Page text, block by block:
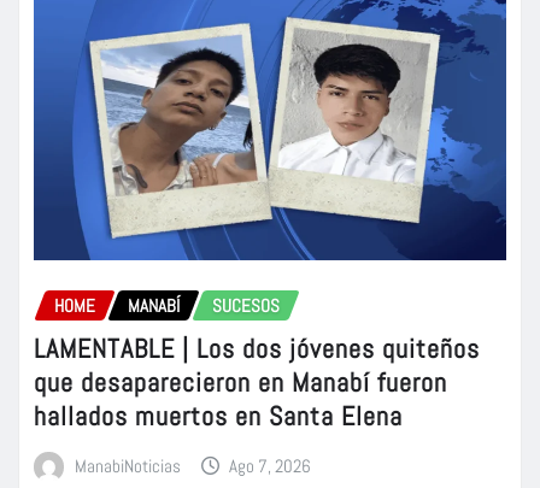
HOME MANABÍ SUCESOS
LAMENTABLE | Los dos jóvenes quiteños
que desaparecieron en Manabí fueron
hallados muertos en Santa Elena
ManabiNoticias Ago 7, 2026